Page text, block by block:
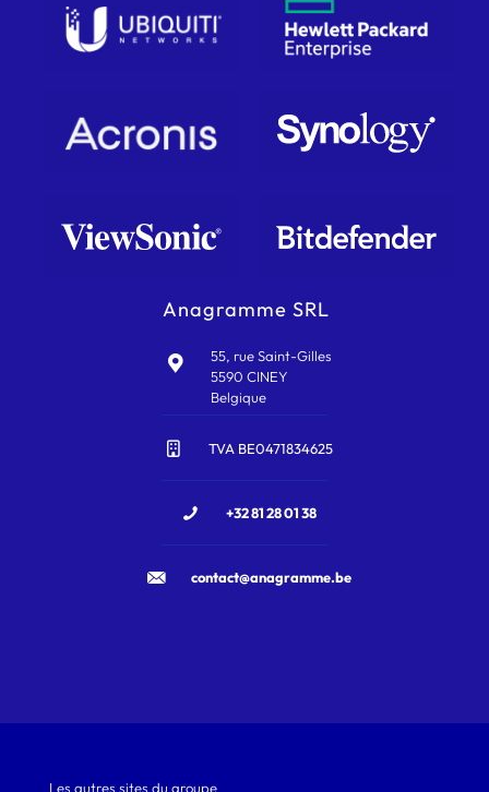
Anagramme SRL
55, rue Saint-Gilles
5590 CINEY
Belgique
TVA BE0471834625
+32 81 28 01 38
contact@anagramme.be
Les autres sites du groupe